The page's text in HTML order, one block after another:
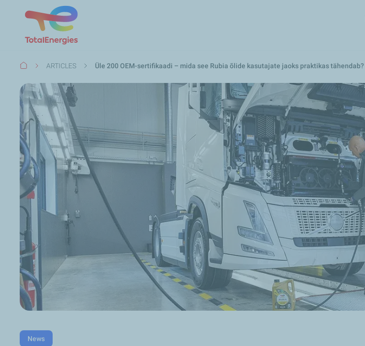
LeivapuruARTICLES Üle 200 OEM-sertifikaadi – mida see Rubia õlide kasutajate jaoks praktikas tähendab?
News